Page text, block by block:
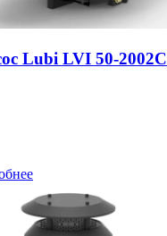
Lubi LVI 50-2002C